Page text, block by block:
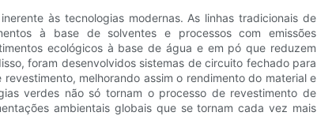
às tecnologias modernas. As linhas tradicionais de
à base de solventes e processos com emissões
ecológicos à base de água e em pó que reduzem
foram desenvolvidos sistemas de circuito fechado para
melhorando assim o rendimento do material e
verdes não só tornam o processo de revestimento de
ambientais globais que se tornam cada vez mais